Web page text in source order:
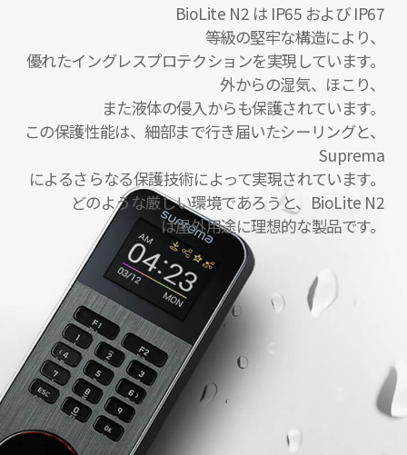
BioLite N2 は IP65 および IP67
等級の堅牢な構造により、
優れたイングレスプロテクションを実現しています。
外からの湿気、ほこり、
また液体の侵入からも保護されています。
この保護性能は、細部まで行き届いたシーリングと、
Suprema
によるさらなる保護技術によって実現されています。
どのような厳しい環境であろうと、BioLite N2
は屋外用途に理想的な製品です。